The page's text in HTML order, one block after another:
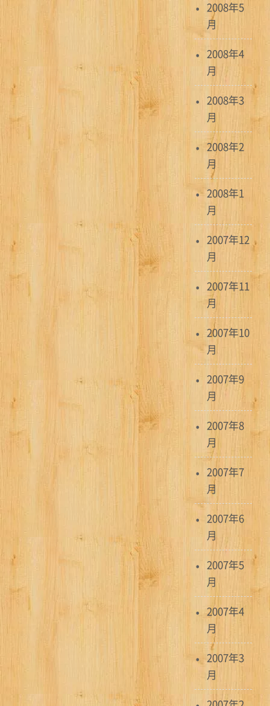
2008年5
月
2008年4
月
2008年3
月
2008年2
月
2008年1
月
2007年12
月
2007年11
月
2007年10
月
2007年9
月
2007年8
月
2007年7
月
2007年6
月
2007年5
月
2007年4
月
2007年3
月